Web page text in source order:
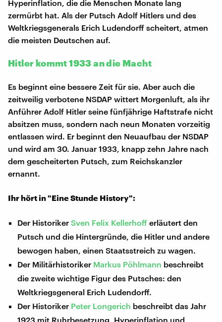
Hyperinflation, die die Menschen Monate lang
zermürbt hat. Als der Putsch Adolf Hitlers und des
Weltkriegsgenerals Erich Ludendorff scheitert, atmen
die meisten Deutschen auf.
Hitler kommt 1933 an die Macht
Es beginnt eine bessere Zeit für sie. Aber auch die
zeitweilig verbotene NSDAP wittert Morgenluft, als ihr
Anführer Adolf Hitler seine fünfjährige Haftstrafe nicht
absitzen muss, sondern nach neun Monaten vorzeitig
entlassen wird. Er beginnt den Neuaufbau der NSDAP
und wird am 30. Januar 1933, knapp zehn Jahre nach
dem gescheiterten Putsch, zum Reichskanzler
ernannt.
Ihr hört in "Eine Stunde History":
Der HistorikerSven Felix Kellerhoff erläutert den
Putsch und die Hintergründe, die Hitler und andere
bewogen haben, einen Staatsstreich zu wagen.
Der Militärhistoriker Markus Pöhlmann beschreibt
die zweite wichtige Figur des Putsches: den
Weltkriegsgeneral Erich Ludendorff.
Der Historiker Peter Longerich beschreibt das Jahr
1923 mit Ruhrbesetzung, Hyperinflation und